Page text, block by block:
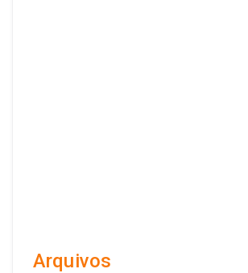
Arquivos